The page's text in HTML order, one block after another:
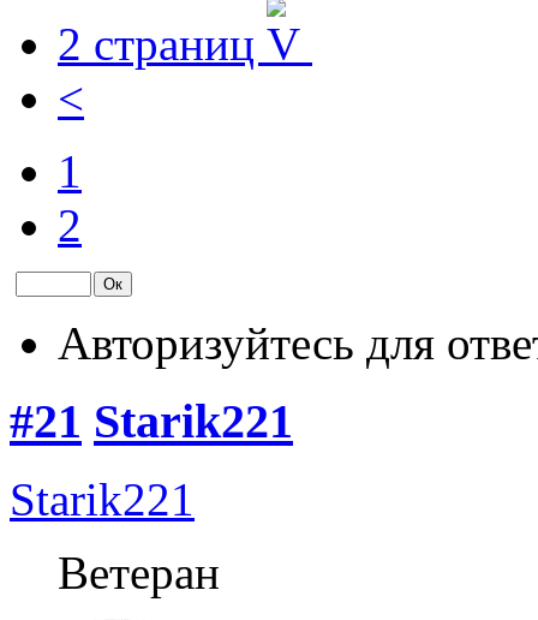
2 страниц
<
1
2
Авторизуйтесь для
#21 Starik221
Starik221
Ветеран